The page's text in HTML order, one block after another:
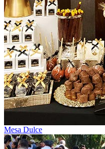
Mesa Dulce